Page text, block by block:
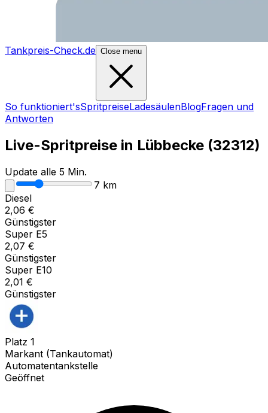
Tankpreis-Check.de Close menu
So funktioniert'sSpritpreiseLadesäulenBlogFragen und
Antworten
Live-Spritpreise in Lübbecke (32312)
Update alle 5 Min.
7 km
Diesel
2,06 €
Günstigster
Super E5
2,07 €
Günstigster
Super E10
2,01 €
Günstigster
Platz 1
Markant (Tankautomat)
Automatentankstelle
Geöffnet